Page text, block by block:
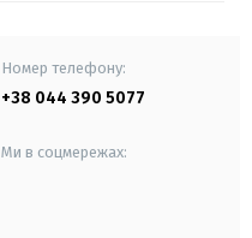
Номер телефону:
+38 044 390 5077
Ми в соцмережах: